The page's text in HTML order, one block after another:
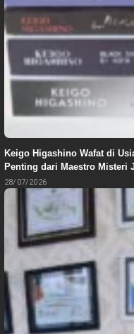
Keigo Higashino Wafat di
Penting dari Maestro Misteri
28/07/2026